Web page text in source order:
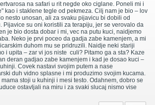
na safari u rit negde oko ciglane. Poneli mi i
kao i staklene tegle od pekmeza. Cilj nam je bio – lov
nesto unosan, ali za svaku pijavicu bi dobili od
Pijavice su oni koristili za terapiju, jer se verovalo da
je bio dosta dobar i mi, vec na putu kuci, naidjemo
Neko je prvi poceo da gadja zabe kamenjem, a mi
duhom mu se pridruzili. Naidje neki stariji
i upita – zar vi jos niste culi? Pitamo ga a sta? Kaze
deran gadjao zabe kamenjem i kad je dosao kuci –
Covek nastavi svojim putem a nase
duh vidno splasne i mi produzimo svojim kucama.
stoji u kuhinji i mesi testo. Odahnem, dobro se
ostavljali na miru i za svaki slucaj nismo vise